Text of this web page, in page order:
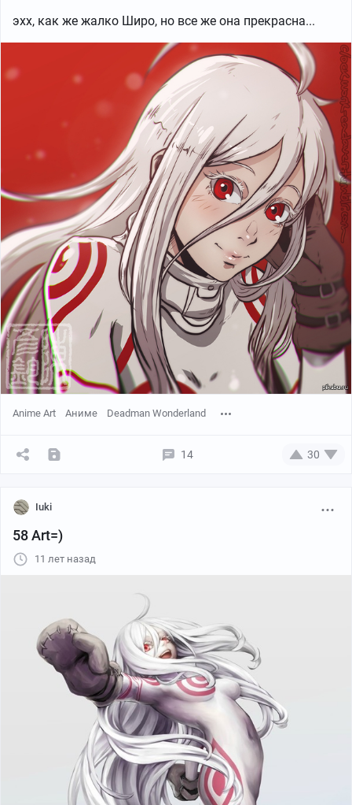
эхх, как же жалко Широ, но все же она прекрасна...
Anime Art Аниме Deadman Wonderland
14 30
Iuki
58 Art=)
11 лет назад